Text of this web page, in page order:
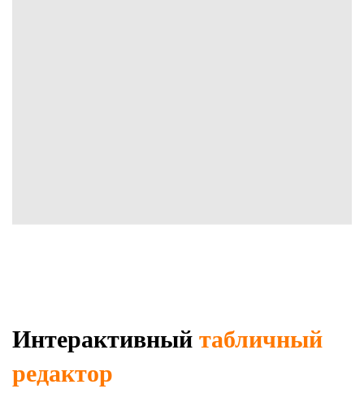
Интерактивный табличный
редактор